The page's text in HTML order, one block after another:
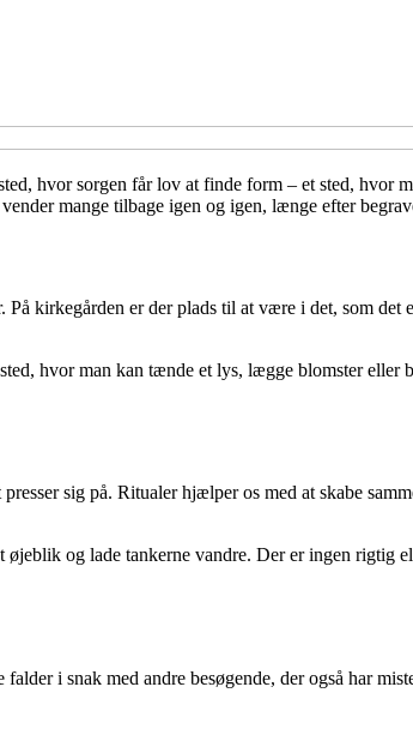
hvor sorgen får lov at finde form – et sted, hvor
mange tilbage igen og igen, længe efter
kirkegården er der plads til at være i det, som
hvor man kan tænde et lys, lægge blomster
sig på. Ritualer hjælper os med at skabe
og lade tankerne vandre. Der er ingen rigtig
i snak med andre besøgende, der også har